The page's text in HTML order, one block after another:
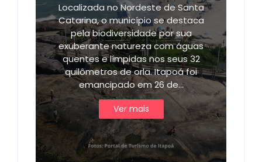
Localizada no Nordeste de Santa
Catarina, o município se destaca
pela biodiversidade por sua
exuberante natureza com águas
quentes e límpidas nos seus 32
quilômetros de orla. Itapoá foi
emancipado em 26 de…
Ver mais